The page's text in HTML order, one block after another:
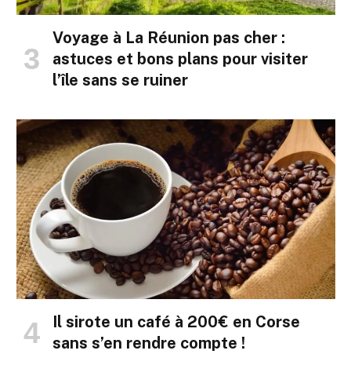
Voyage à La Réunion pas cher :
astuces et bons plans pour visiter
l’île sans se ruiner
Il sirote un café à 200€ en Corse
sans s’en rendre compte !